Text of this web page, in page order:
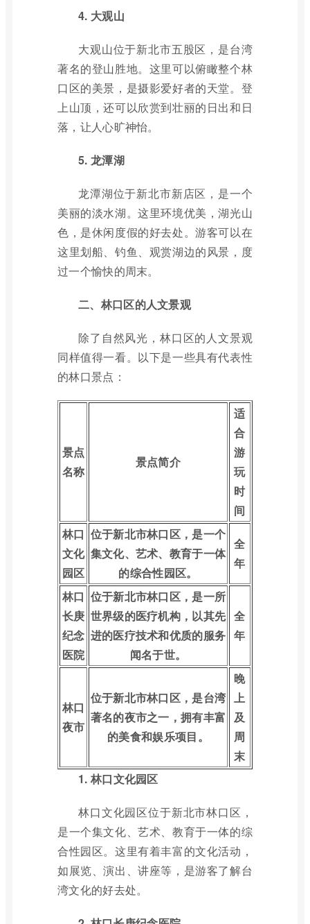
4. 大观山
大观山位于新北市五股区，是台湾
著名的登山胜地。这里可以俯瞰整个林
口区的美景，是摄影爱好者的天堂。登
上山顶，还可以欣赏到壮丽的日出和日
落，让人心旷神怡。
5. 龙潭湖
龙潭湖位于新北市新店区，是一个
美丽的淡水湖。这里环境优美，湖光山
色，是休闲度假的好去处。游客可以在
这里划船、钓鱼、观赏湖边的风景，度
过一个愉快的周末。
二、林口区的人文景观
除了自然风光，林口区的人文景观
同样值得一看。以下是一些具有代表性
的林口景点：
景点
名称
景点简介
适
合
游
玩
时
间
林口
文化
园区
位于新北市林口区，是一个
集文化、艺术、教育于一体
的综合性园区。
全
年
林口
长庚
纪念
医院
位于新北市林口区，是一所
世界级的医疗机构，以其先
进的医疗技术和优质的服务
闻名于世。
全
年
林口
夜市
位于新北市林口区，是台湾
著名的夜市之一，拥有丰富
的美食和娱乐项目。
晚
上
及
周
末
1. 林口文化园区
林口文化园区位于新北市林口区，
是一个集文化、艺术、教育于一体的综
合性园区。这里有着丰富的文化活动，
如展览、演出、讲座等，是游客了解台
湾文化的好去处。